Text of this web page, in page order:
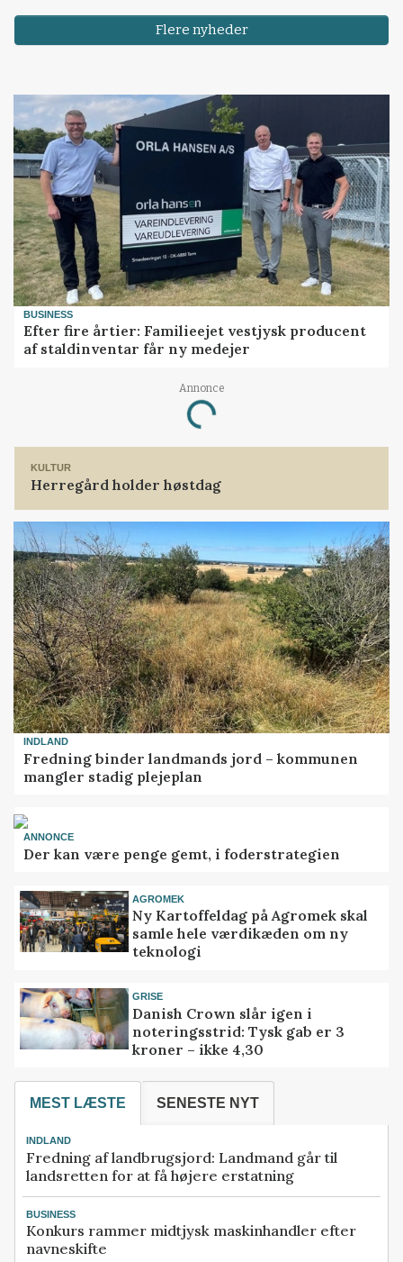
Flere nyheder
BUSINESS
Efter fire årtier: Familieejet vestjysk producent
af staldinventar får ny medejer
Annonce
Loading...
KULTUR
Herregård holder høstdag
INDLAND
Fredning binder landmands jord – kommunen
mangler stadig plejeplan
ANNONCE
Der kan være penge gemt, i foderstrategien
AGROMEK
Ny Kartoffeldag på Agromek skal
samle hele værdikæden om ny
teknologi
GRISE
Danish Crown slår igen i
noteringsstrid: Tysk gab er 3
kroner – ikke 4,30
MEST LÆSTE SENESTE NYT
INDLAND
Fredning af landbrugsjord: Landmand går til
landsretten for at få højere erstatning
BUSINESS
Konkurs rammer midtjysk maskinhandler efter
navneskifte